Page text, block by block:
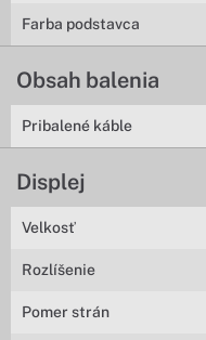
Farba podstavca
Obsah balenia
Pribalené káble
Displej
Velkosť
Rozlíšenie
Pomer strán